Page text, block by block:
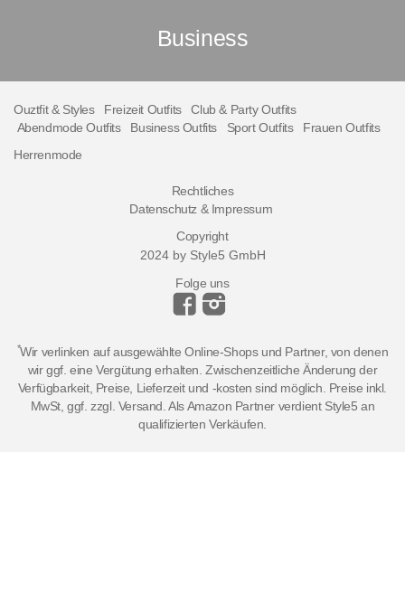
Business
Ouztfit & Styles Freizeit Outfits
Club & Party Outfits
Abendmode Outfits
Business Outfits Sport Outfits
Frauen Outfits
Herrenmode
Rechtliches
Datenschutz & Impressum
Copyright
2024 by Style5 GmbH
Folge uns
*Wir verlinken auf ausgewählte Online-Shops und Partner, von denen
wir ggf. eine Vergütung erhalten. Zwischenzeitliche Änderung der
Verfügbarkeit, Preise, Lieferzeit und -kosten sind möglich. Preise inkl.
MwSt, ggf. zzgl. Versand. Als Amazon Partner verdient Style5 an
qualifizierten Verkäufen.